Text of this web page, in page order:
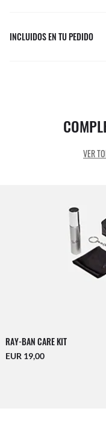
INCLUIDOS EN TU PEDIDO
VER
RAY-BAN CARE KIT
EUR 19,00